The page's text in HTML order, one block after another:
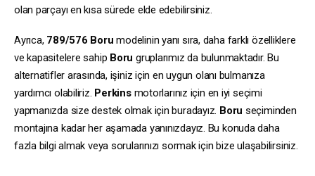
olan parçayı en kısa sürede elde edebilirsiniz.
Ayrıca, 789/576 Boru modelinin yanı sıra, daha farklı özelliklere
ve kapasitelere sahip Boru gruplarımız da bulunmaktadır. Bu
alternatifler arasında, işiniz için en uygun olanı bulmanıza
yardımcı olabiliriz. Perkinsmotorlarınız için en iyi seçimi
yapmanızda size destek olmak için buradayız. Boru seçiminden
montajına kadar her aşamada yanınızdayız. Bu konuda daha
fazla bilgi almak veya sorularınızı sormak için bize ulaşabilirsiniz.